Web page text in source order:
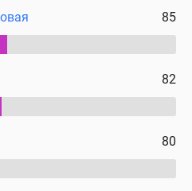
85
82
80